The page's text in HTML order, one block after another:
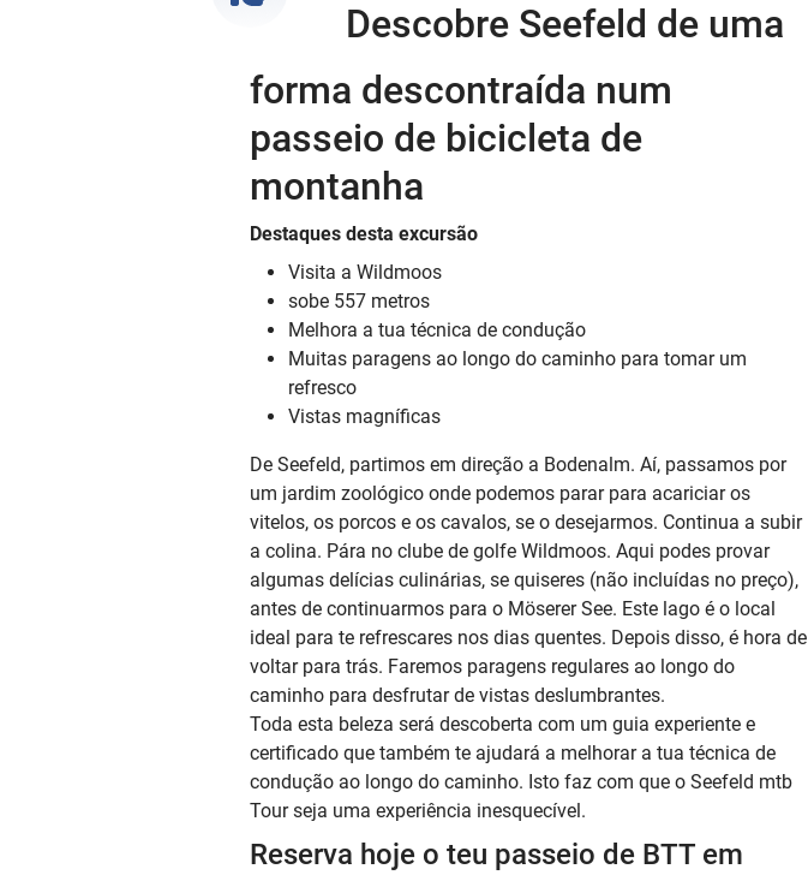
Descobre Seefeld de uma
forma descontraída num
passeio de bicicleta de
montanha
Destaques desta excursão
Visita a Wildmoos
sobe 557 metros
Melhora a tua técnica de condução
Muitas paragens ao longo do caminho para tomar um
refresco
Vistas magníficas
De Seefeld, partimos em direção a Bodenalm. Aí, passamos por
um jardim zoológico onde podemos parar para acariciar os
vitelos, os porcos e os cavalos, se o desejarmos. Continua a subir
a colina. Pára no clube de golfe Wildmoos. Aqui podes provar
algumas delícias culinárias, se quiseres (não incluídas no preço),
antes de continuarmos para o Möserer See. Este lago é o local
ideal para te refrescares nos dias quentes. Depois disso, é hora de
voltar para trás. Faremos paragens regulares ao longo do
caminho para desfrutar de vistas deslumbrantes.
Toda esta beleza será descoberta com um guia experiente e
certificado que também te ajudará a melhorar a tua técnica de
condução ao longo do caminho. Isto faz com que o Seefeld mtb
Tour seja uma experiência inesquecível.
Reserva hoje o teu passeio de BTT em